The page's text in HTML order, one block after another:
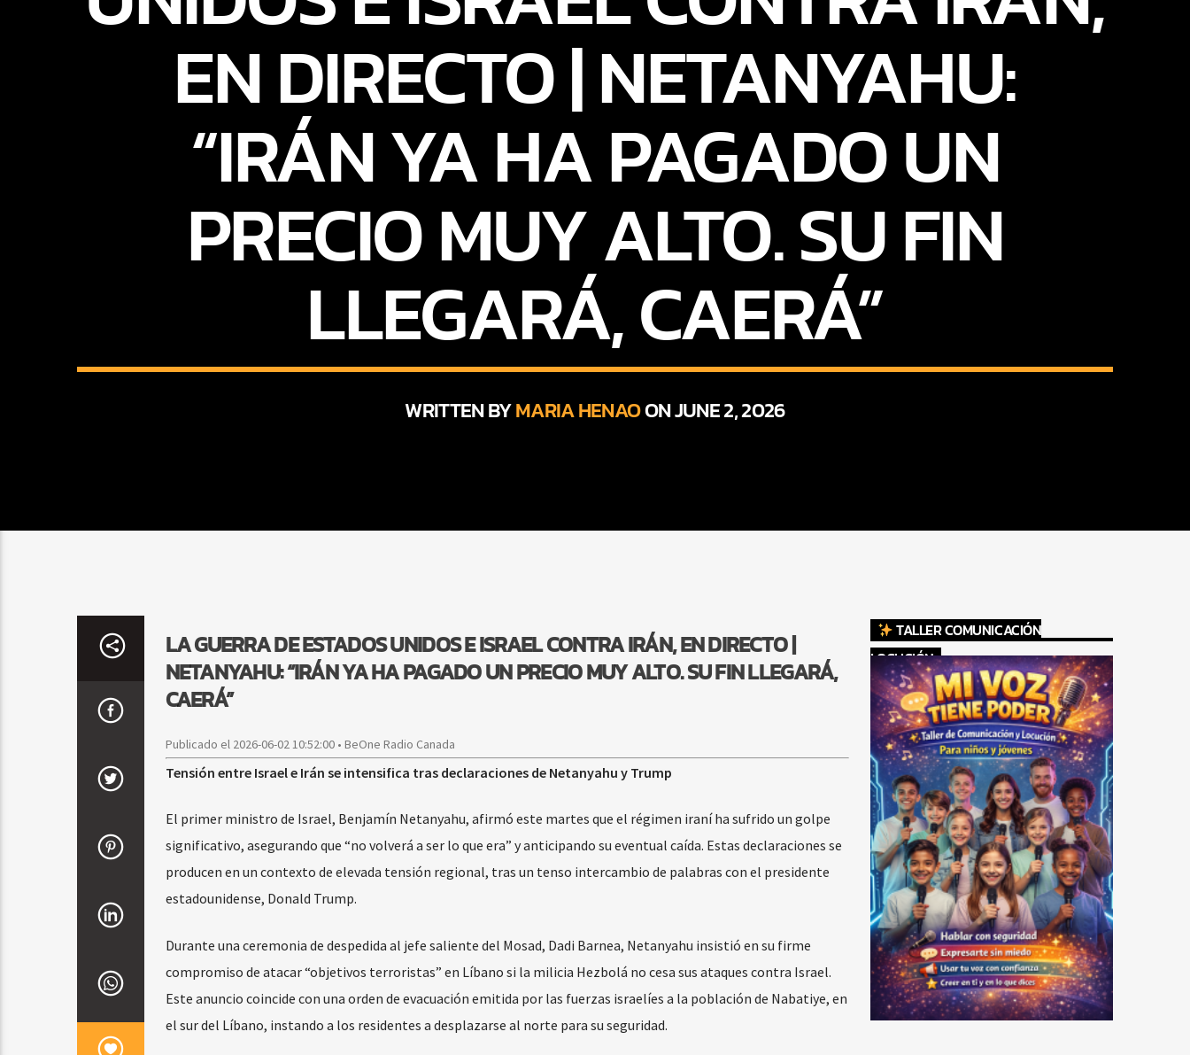
EN DIRECTO | NETANYAHU:
“IRÁN YA HA PAGADO UN
PRECIO MUY ALTO. SU FIN
LLEGARÁ, CAERÁ”
WRITTEN BYMARIA HENAOON JUNE 2, 2026
LA GUERRA DE ESTADOS UNIDOS E ISRAEL CONTRA IRÁN, EN DIRECTO |
NETANYAHU: “IRÁN YA HA PAGADO UN PRECIO MUY ALTO. SU FIN LLEGARÁ,
CAERÁ”
Publicado el 2026-06-02 10:52:00 • BeOne Radio Canada
Tensión entre Israel e Irán se intensifica tras declaraciones de Netanyahu y Trump
El primer ministro de Israel, Benjamín Netanyahu, afirmó este martes que el régimen iraní ha sufrido un golpe
significativo, asegurando que “no volverá a ser lo que era” y anticipando su eventual caída. Estas declaraciones se
producen en un contexto de elevada tensión regional, tras un tenso intercambio de palabras con el presidente
estadounidense, Donald Trump.
Durante una ceremonia de despedida al jefe saliente del Mosad, Dadi Barnea, Netanyahu insistió en su firme
compromiso de atacar “objetivos terroristas” en Líbano si la milicia Hezbolá no cesa sus ataques contra Israel.
Este anuncio coincide con una orden de evacuación emitida por las fuerzas israelíes a la población de Nabatiye, en
el sur del Líbano, instando a los residentes a desplazarse al norte para su seguridad.
TALLER COMUNICACIÓN
LOCUCIÓN